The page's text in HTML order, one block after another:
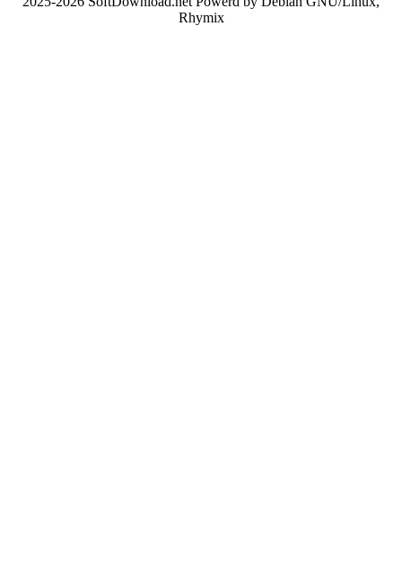
Rhymix